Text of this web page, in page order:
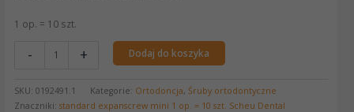
1 op. = 10 szt.
- + Dodaj do koszyka
SKU:0192491.1 Kategorie: Ortodoncja,Śruby ortodontyczne
Znaczniki:standard expanscrew mini 1 op. = 10 szt. Scheu Dental